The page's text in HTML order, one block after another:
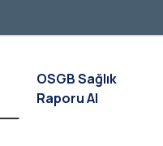
OSGB Sağlık
Raporu Al